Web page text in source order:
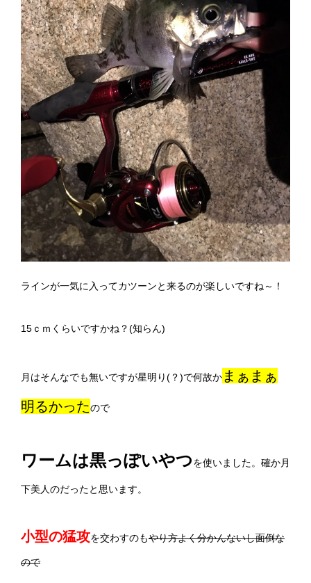
ラインが一気に入ってカツーンと来るのが楽しいですね～！
15ｃｍくらいですかね？(知らん)
月はそんなでも無いですが星明り(？)で何故か まぁまぁ
明るかったので
ワームは黒っぽいやつを使いました。確か月
下美人のだったと思います。
小型の猛攻を交わすのもやり方よく分かんないし面倒な
ので